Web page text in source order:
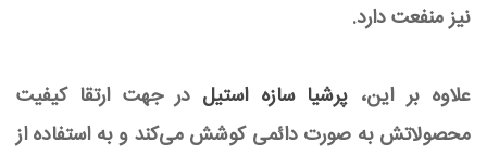
نیز منفعت دارد.
علاوه بر این، پرشیا سازه استیل در جهت ارتقا کیفیت
محصولاتش به صورت دائمی کوشش می‌کند و به استفاده از